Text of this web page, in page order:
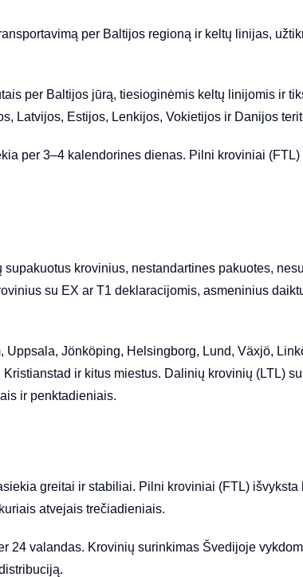
per Baltijos regioną ir keltų linijas,
per Baltijos jūrą, tiesioginėmis keltų linijomis ir
Latvijos, Estijos, Lenkijos, Vokietijos ir Danijos
per 3–4 kalendorines dienas. Pilni kroviniai (FTL)
krovinius, nestandartines pakuotes,
su EX ar T1 deklaracijomis, asmeninius
Jönköping, Helsingborg, Lund, Växjö,
ir kitus miestus. Dalinių krovinių (LTL)
ir penktadieniais.
greitai ir stabiliai. Pilni kroviniai (FTL) išvyksta
atvejais trečiadieniais.
24 valandas. Krovinių surinkimas Švedijoje